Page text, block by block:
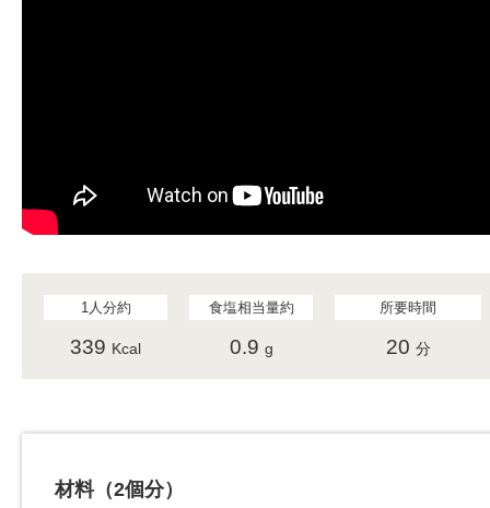
1人分約
339 Kcal
食塩相当量約
0.9 g
所要時間
20 分
材料（2個分）